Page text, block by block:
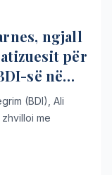
ngjall
për
së në
(BDI), Ali
me